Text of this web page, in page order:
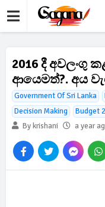
2016 දී අවලංගු
ආයෙමත්?. අය
Government Of Sri Lanka
Decision Making
Budget
By krishani
a year